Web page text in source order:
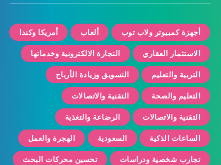
أجهزة كمبيوتر ولاب توب ألعاب أمريكا وكندا
الاستثمار العقاري التجارة الالكترونية وخدماتها
التربية والتعليم التسويق وزيادة الأرباح
التعليم والصحة التقنية والاتصالات
التقنية والاتصالات الرضاعة والتغذية
الساعات الذكية السعودية الهجرة والعمل
تجارب شخصية ودراسات تحسين محركات البحث